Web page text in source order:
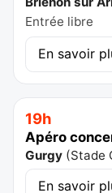
Entrée libre
En savoir
19h
Apéro
Gurgy (Stade
En savoir